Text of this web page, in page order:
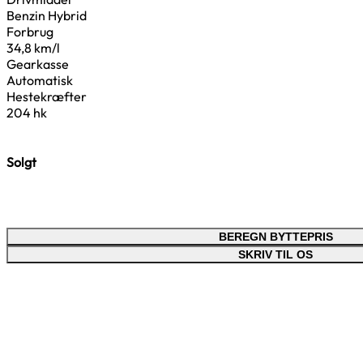
Benzin Hybrid
Forbrug
34,8 km/l
Gearkasse
Automatisk
Hestekræfter
204 hk
Solgt
BEREGN BYTTEPRIS
SKRIV TIL OS